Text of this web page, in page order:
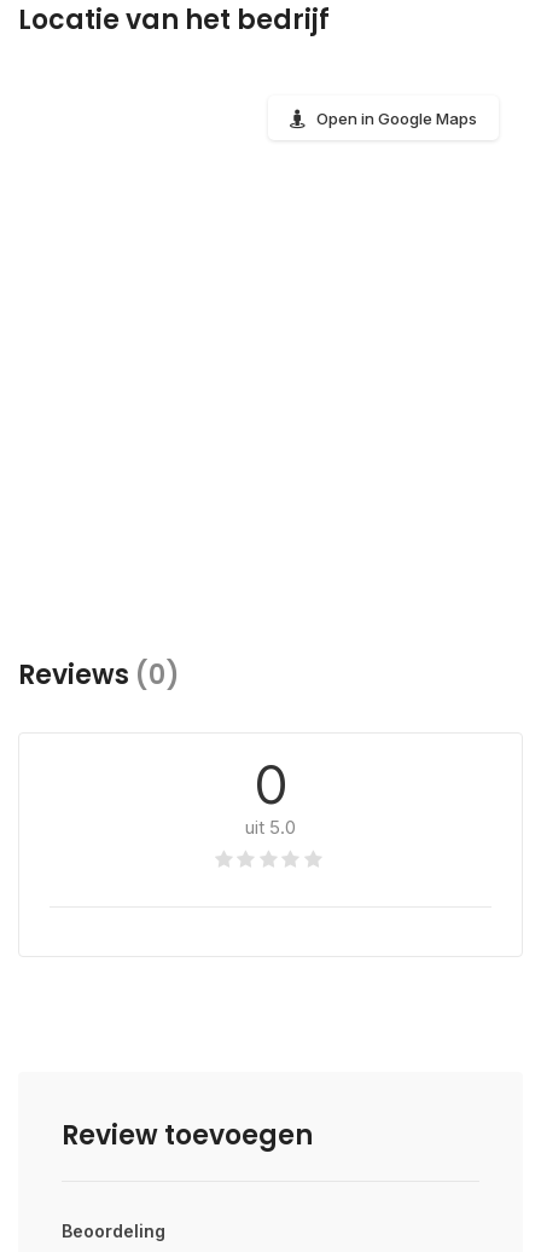
Locatie van het bedrijf
Open in Google Maps
Reviews (0)
0
uit 5.0
Review toevoegen
Beoordeling